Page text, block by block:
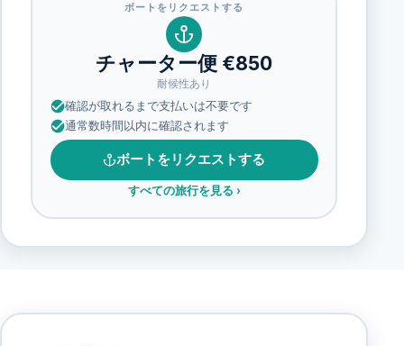
ボートをリクエストする
チャーター便 €850
耐候性あり
確認が取れるまで支払いは不要です
通常数時間以内に確認されます
ボートをリクエストする
すべての旅行を見る ›